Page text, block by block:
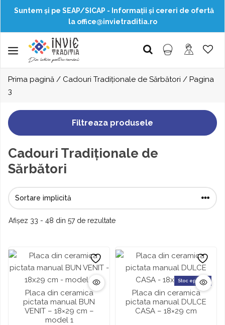
Suntem și pe SEAP/SICAP - Informații și cereri de ofertă
la office@invietraditia.ro
conținut
Menu
Prima pagină / Cadouri Tradiționale de Sărbători / Pagina
3
Filtreaza produsele
Cadouri Tradiționale de
Sărbători
Afișez 33 - 48 din 57 de rezultate
Placa din ceramica
pictata manual BUN
VENIT – 18×29 cm –
model 1
Stoc epuizat
Placa din ceramica
pictata manual DULCE
CASA – 18×29 cm